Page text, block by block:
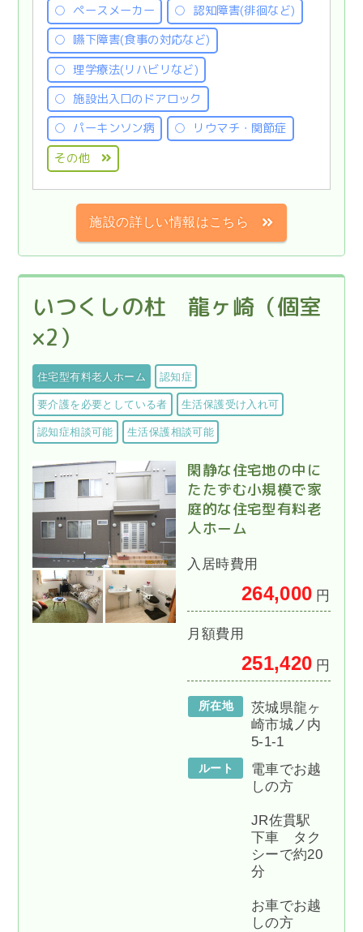
ペースメーカー
認知障害(徘徊など)
嚥下障害(食事の対応など)
理学療法(リハビリなど)
施設出入口のドアロック
パーキンソン病
リウマチ・関節症
その他
施設の詳しい情報はこちら
いつくしの杜 龍ヶ崎（個室
×2）
住宅型有料老人ホーム 認知症
要介護を必要としている者 生活保護受け入れ可
認知症相談可能 生活保護相談可能
閑静な住宅地の中に
たたずむ小規模で家
庭的な住宅型有料老
人ホーム
入居時費用
264,000 円
月額費用
251,420 円
所在地
茨城県龍ヶ
崎市城ノ内
5-1-1
ルート
電車でお越
しの方
JR佐貫駅
下車 タク
シーで約20
分
お車でお越
しの方